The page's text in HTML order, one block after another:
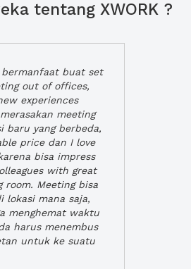
tentang XWORK ?
bermanfaat buat set
out of offices,
experiences
meeting
baru yang berbeda,
price dan I love
bisa impress
with great
room. Meeting bisa
lokasi mana saja,
menghemat waktu
harus menembus
untuk ke suatu